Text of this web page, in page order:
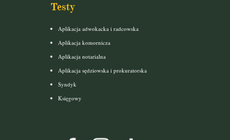
Testy
Aplikacja adwokacka i radcowska
Aplikacja komornicza
Aplikacja notarialna
Aplikacja sędziowska i prokuratorska
Syndyk
Księgowy